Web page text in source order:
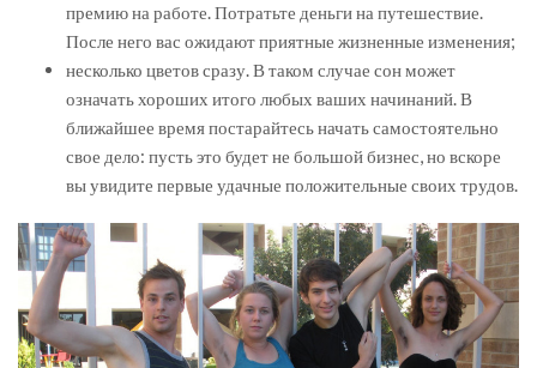
премию на работе. Потратьте деньги на путешествие.
После него вас ожидают приятные жизненные изменения;
несколько цветов сразу. В таком случае сон может
означать хороших итого любых ваших начинаний. В
ближайшее время постарайтесь начать самостоятельно
свое дело: пусть это будет не большой бизнес, но вскоре
вы увидите первые удачные положительные своих трудов.